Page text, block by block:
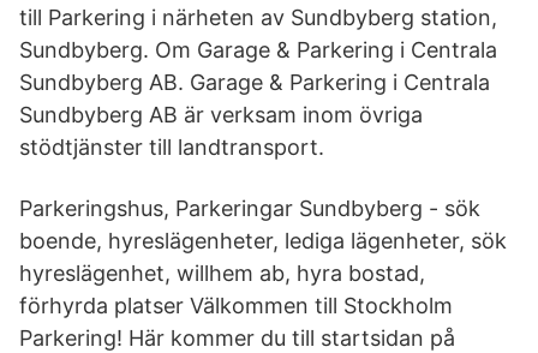
till Parkering i närheten av Sundbyberg station,
Sundbyberg. Om Garage & Parkering i Centrala
Sundbyberg AB. Garage & Parkering i Centrala
Sundbyberg AB är verksam inom övriga
stödtjänster till landtransport.
Parkeringshus, Parkeringar Sundbyberg - sök
boende, hyreslägenheter, lediga lägenheter, sök
hyreslägenhet, willhem ab, hyra bostad,
förhyrda platser Välkommen till Stockholm
Parkering! Här kommer du till startsidan på